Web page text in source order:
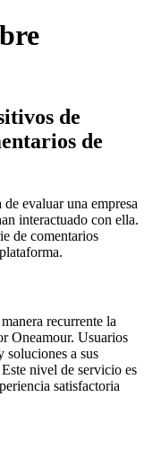
de
de
evaluar una empresa
interactuado con ella.
de comentarios
recurrente la
Oneamour. Usuarios
soluciones a sus
nivel de servicio es
satisfactoria